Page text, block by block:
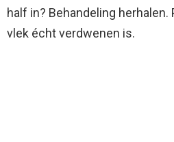
half in? Behandeling herhalen.
vlek écht verdwenen is.